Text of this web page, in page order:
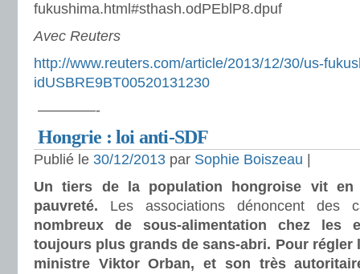
fukushima.html#sthash.odPEblP8.dpuf
Avec Reuters
http://www.reuters.com/article/2013/12/30/us-
idUSBRE9BT00520131230
————-
Hongrie : loi anti-SDF
Publié le 30/12/2013 par Sophie Boiszeau
Un tiers de la population hongroise vit
pauvreté. Les associations dénoncent des
nombreux de
sous-alimentation chez les
toujours plus grands de sans-abri. Pour régler
ministre Viktor Orban, et son très